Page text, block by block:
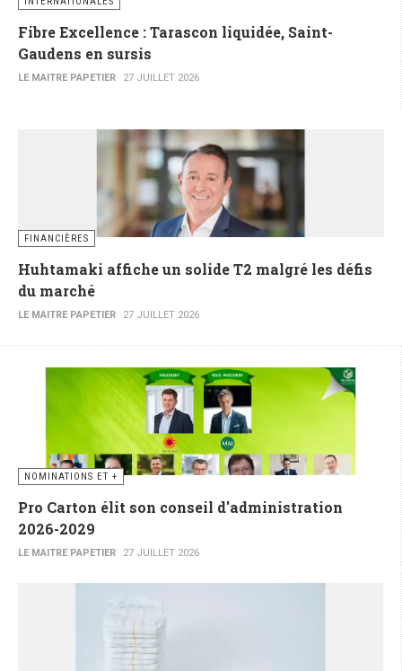
Fibre Excellence : Tarascon liquidée, Saint-
Gaudens en sursis
LE MAITRE PAPETIER 27 JUILLET 2026
FINANCIÈRES
Huhtamaki affiche un solide T2 malgré les défis
du marché
LE MAITRE PAPETIER 27 JUILLET 2026
NOMINATIONS ET +
Pro Carton élit son conseil d'administration
2026-2029
LE MAITRE PAPETIER 27 JUILLET 2026